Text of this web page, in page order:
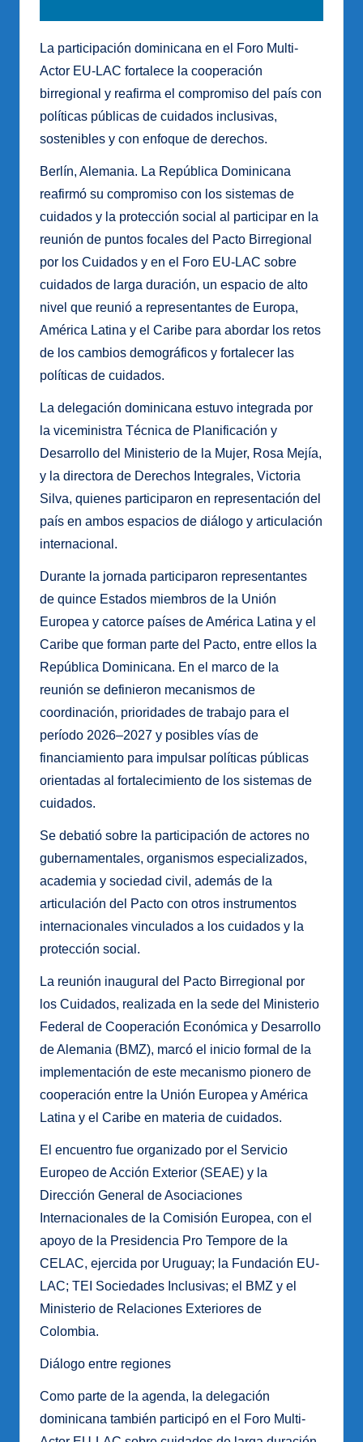
La participación dominicana en el Foro Multi-
Actor EU-LAC fortalece la cooperación
birregional y reafirma el compromiso del país con
políticas públicas de cuidados inclusivas,
sostenibles y con enfoque de derechos.
Berlín, Alemania. La República Dominicana
reafirmó su compromiso con los sistemas de
cuidados y la protección social al participar en la
reunión de puntos focales del Pacto Birregional
por los Cuidados y en el Foro EU-LAC sobre
cuidados de larga duración, un espacio de alto
nivel que reunió a representantes de Europa,
América Latina y el Caribe para abordar los retos
de los cambios demográficos y fortalecer las
políticas de cuidados.
La delegación dominicana estuvo integrada por
la viceministra Técnica de Planificación y
Desarrollo del Ministerio de la Mujer, Rosa Mejía,
y la directora de Derechos Integrales, Victoria
Silva, quienes participaron en representación del
país en ambos espacios de diálogo y articulación
internacional.
Durante la jornada participaron representantes
de quince Estados miembros de la Unión
Europea y catorce países de América Latina y el
Caribe que forman parte del Pacto, entre ellos la
República Dominicana. En el marco de la
reunión se definieron mecanismos de
coordinación, prioridades de trabajo para el
período 2026–2027 y posibles vías de
financiamiento para impulsar políticas públicas
orientadas al fortalecimiento de los sistemas de
cuidados.
Se debatió sobre la participación de actores no
gubernamentales, organismos especializados,
academia y sociedad civil, además de la
articulación del Pacto con otros instrumentos
internacionales vinculados a los cuidados y la
protección social.
La reunión inaugural del Pacto Birregional por
los Cuidados, realizada en la sede del Ministerio
Federal de Cooperación Económica y Desarrollo
de Alemania (BMZ), marcó el inicio formal de la
implementación de este mecanismo pionero de
cooperación entre la Unión Europea y América
Latina y el Caribe en materia de cuidados.
El encuentro fue organizado por el Servicio
Europeo de Acción Exterior (SEAE) y la
Dirección General de Asociaciones
Internacionales de la Comisión Europea, con el
apoyo de la Presidencia Pro Tempore de la
CELAC, ejercida por Uruguay; la Fundación EU-
LAC; TEI Sociedades Inclusivas; el BMZ y el
Ministerio de Relaciones Exteriores de
Colombia.
Diálogo entre regiones
Como parte de la agenda, la delegación
dominicana también participó en el Foro Multi-